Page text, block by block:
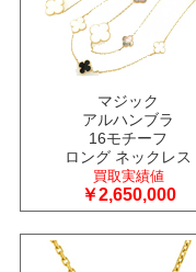
マジック
アルハンブラ
16モチーフ
ロング ネックレス
買取実績値
￥2,650,000